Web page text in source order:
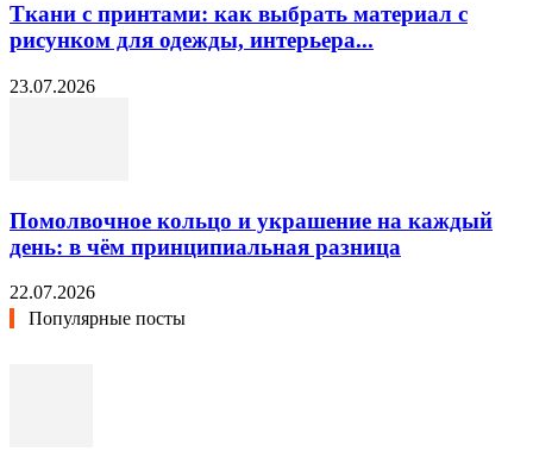
Ткани с принтами: как выбрать материал с
рисунком для одежды, интерьера...
23.07.2026
Помолвочное кольцо и украшение на каждый
день: в чём принципиальная разница
22.07.2026
Популярные посты